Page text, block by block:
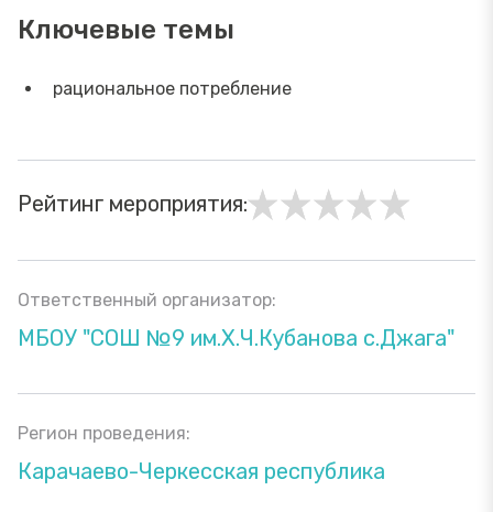
Ключевые темы
рациональное потребление
Рейтинг мероприятия:
Ответственный организатор:
МБОУ "СОШ №9 им.Х.Ч.Кубанова с.Джага"
Регион проведения:
Карачаево-Черкесская республика